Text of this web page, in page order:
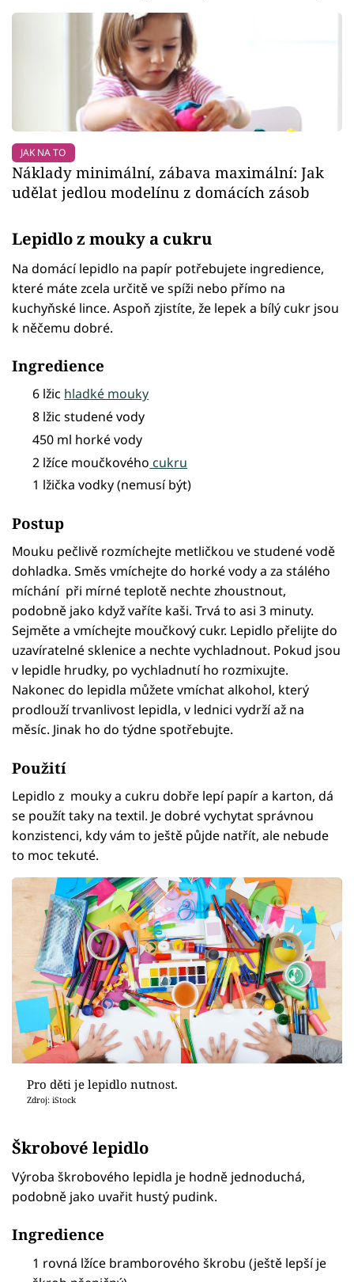
JAK NA TO
Náklady minimální, zábava maximální: Jak
udělat jedlou modelínu z domácích zásob
Lepidlo z mouky a cukru
Na domácí lepidlo na papír potřebujete ingredience,
které máte zcela určitě ve spíži nebo přímo na
kuchyňské lince. Aspoň zjistíte, že lepek a bílý cukr jsou
k něčemu dobré.
Ingredience
6 lžic hladké mouky
8 lžic studené vody
450 ml horké vody
2 lžíce moučkového cukru
1 lžička vodky (nemusí být)
Postup
Mouku pečlivě rozmíchejte metličkou ve studené vodě
dohladka. Směs vmíchejte do horké vody a za stálého
míchání při mírné teplotě nechte zhoustnout,
podobně jako když vaříte kaši. Trvá to asi 3 minuty.
Sejměte a vmíchejte moučkový cukr. Lepidlo přelijte do
uzavíratelné sklenice a nechte vychladnout. Pokud jsou
v lepidle hrudky, po vychladnutí ho rozmixujte.
Nakonec do lepidla můžete vmíchat alkohol, který
prodlouží trvanlivost lepidla, v lednici vydrží až na
měsíc. Jinak ho do týdne spotřebujte.
Použití
Lepidlo z mouky a cukru dobře lepí papír a karton, dá
se použít taky na textil. Je dobré vychytat správnou
konzistenci, kdy vám to ještě půjde natřít, ale nebude
to moc tekuté.
Pro děti je lepidlo nutnost.
Zdroj: iStock
Škrobové lepidlo
Výroba škrobového lepidla je hodně jednoduchá,
podobně jako uvařit hustý pudink.
Ingredience
1 rovná lžíce bramborového škrobu (ještě lepší je